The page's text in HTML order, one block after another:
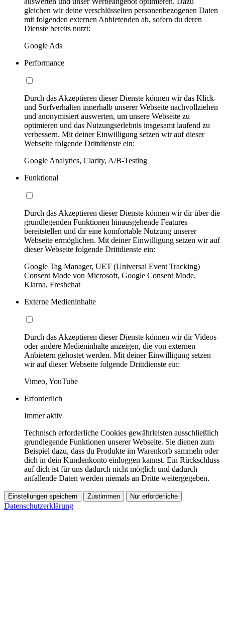
gleichen wir deine verschlüsselten personenbezogenen Daten
mit folgenden externen Anbietenden ab, sofern du deren
Dienste bereits nutzt:
Google Ads
Performance
Durch das Akzeptieren dieser Dienste können wir das Klick-
und Surfverhalten innerhalb unserer Webseite nachvollziehen
und anonymisiert auswerten, um unsere Webseite zu
optimieren und das Nutzungserlebnis insgesamt laufend zu
verbessern. Mit deiner Einwilligung setzen wir auf dieser
Webseite folgende Drittdienste ein:
Google Analytics, Clarity, A/B-Testing
Funktional
Durch das Akzeptieren dieser Dienste können wir dir über die
grundlegenden Funktionen hinausgehende Features
bereitstellen und dir eine komfortable Nutzung unserer
Webseite ermöglichen. Mit deiner Einwilligung setzen wir auf
dieser Webseite folgende Drittdienste ein:
Google Tag Manager, UET (Universal Event Tracking)
Consent Mode von Microsoft, Google Consent Mode,
Klarna, Freshchat
Externe Medieninhalte
Durch das Akzeptieren dieser Dienste können wir dir Videos
oder andere Medieninhalte anzeigen, die von externen
Anbietern gehostet werden. Mit deiner Einwilligung setzen
wir auf dieser Webseite folgende Drittdienste ein:
Vimeo, YouTube
Erforderlich
Immer aktiv
Technisch erforderliche Cookies gewährleisten ausschließlich
grundlegende Funktionen unserer Webseite. Sie dienen zum
Beispiel dazu, dass du Produkte im Warenkorb sammeln oder
dich in dein Kundenkonto einloggen kannst. Ein Rückschluss
auf dich ist für uns dadurch nicht möglich und dadurch
anfallende Daten werden niemals an Dritte weitergegeben.
Einstellungen speichern Zustimmen Nur erforderliche
Datenschutzerklärung